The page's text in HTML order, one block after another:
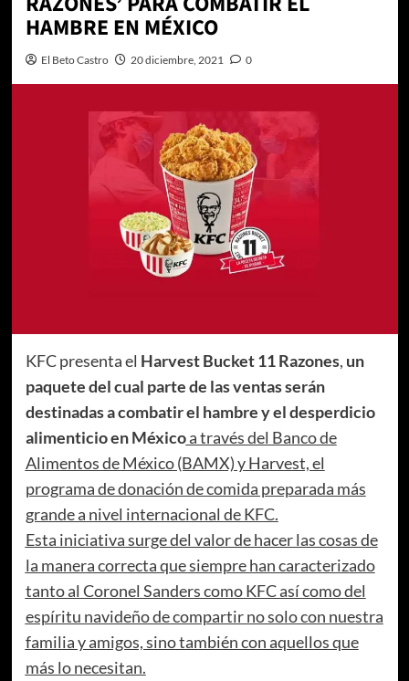
HAMBRE EN MÉXICO
El Beto Castro 20 diciembre, 2021 0
KFC presenta el Harvest Bucket 11 Razones, un
paquete del cual parte de las ventas serán
destinadas a combatir el hambre y el desperdicio
alimenticio en Méxicoa través del Banco de
Alimentos de México (BAMX) y Harvest, el
programa de donación de comida preparada más
grande a nivel internacional de KFC.
Esta iniciativa surge del valor de hacer las cosas de
la manera correcta que siempre han caracterizado
tanto al Coronel Sanders como KFC así como del
espíritu navideño de compartir no solo con nuestra
familia y amigos, sino también con aquellos que
más lo necesitan.